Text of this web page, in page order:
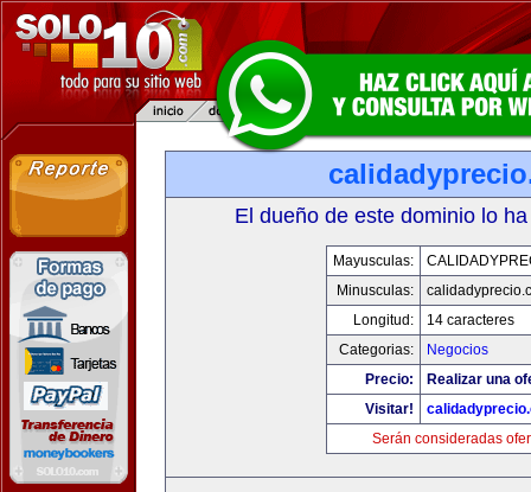
El dueño de este dominio lo
Mayusculas:
Minusculas:
Longitud:
14 caracteres
Categorias:
Negocios
Precio:
Realizar una
Visitar!
Serán consideradas